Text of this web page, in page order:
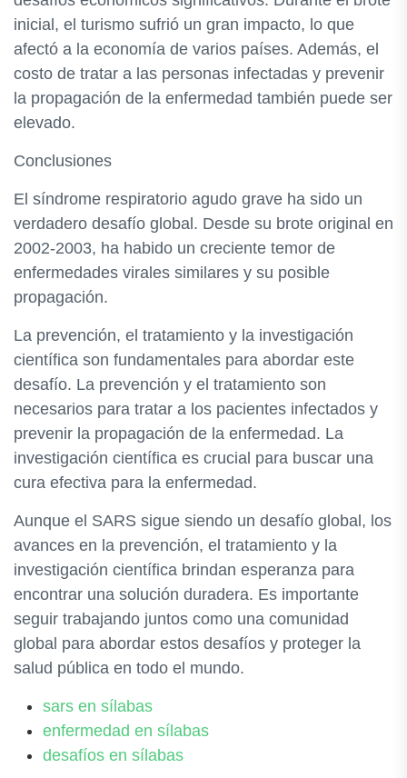
inicial, el turismo sufrió un gran impacto, lo que
afectó a la economía de varios países. Además, el
costo de tratar a las personas infectadas y prevenir
la propagación de la enfermedad también puede ser
elevado.
Conclusiones
El síndrome respiratorio agudo grave ha sido un
verdadero desafío global. Desde su brote original en
2002-2003, ha habido un creciente temor de
enfermedades virales similares y su posible
propagación.
La prevención, el tratamiento y la investigación
científica son fundamentales para abordar este
desafío. La prevención y el tratamiento son
necesarios para tratar a los pacientes infectados y
prevenir la propagación de la enfermedad. La
investigación científica es crucial para buscar una
cura efectiva para la enfermedad.
Aunque el SARS sigue siendo un desafío global, los
avances en la prevención, el tratamiento y la
investigación científica brindan esperanza para
encontrar una solución duradera. Es importante
seguir trabajando juntos como una comunidad
global para abordar estos desafíos y proteger la
salud pública en todo el mundo.
sars en sílabas
enfermedad en sílabas
desafíos en sílabas